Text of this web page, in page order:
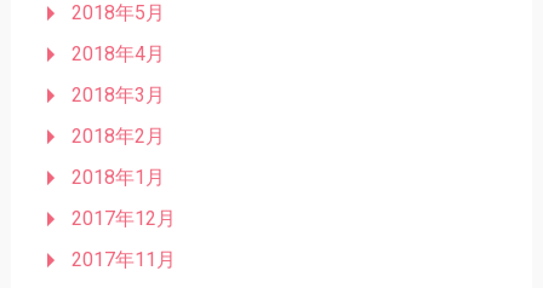
2018年5月
2018年4月
2018年3月
2018年2月
2018年1月
2017年12月
2017年11月